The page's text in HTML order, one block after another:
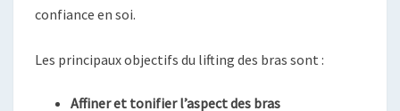
confiance en soi.
Les principaux objectifs du lifting des bras sont :
Affiner et tonifier l’aspect des bras